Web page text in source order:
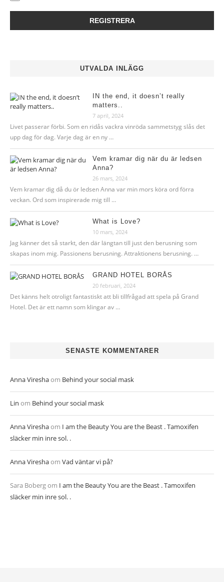
UTVALDA INLÄGG
IN the end, it doesn’t really
matters..
7 april, 2024
Livet passerar förbi. Som en ridås vackra vinröda sammetstyg slås det
upp dag för dag. Varje dag är en ny …
Vem kramar dig när du är ledsen
Anna?
26 mars, 2024
Vem kramar dig då du ör ledsen Anna var min mors köra ord förra
veckan. Ord som inspirerade mig till …
What is Love?
10 mars, 2024
Jag känner det så starkt, den där längtan till just den berusning som
skapas inom mig. Passionens berusning. Attraktionens berusning. …
GRAND HOTEL BORÅS
20 februari, 2024
Det känns helt otroligt fantastiskt att bli tillfrågad att spela på Grand
Hotel. Det är ett namn som klingar av …
SENASTE KOMMENTARER
Anna Vireshaom Behind your social mask
Lin om Behind your social mask
Anna Vireshaom I am the Beauty You are the Beast . Tamoxifen
släcker min inre sol. .
Anna Vireshaom Vad väntar vi på?
Sara Bobergom I am the Beauty You are the Beast . Tamoxifen
släcker min inre sol. .